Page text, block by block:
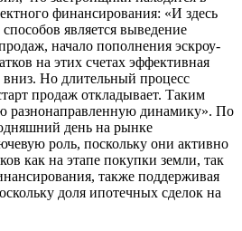
финансирования: «И здесь
является выведение
начало пополнения эскроу-
на этих счетах эффективная
Но длительный процесс
продаж откладывает. Таким
разнонаправленную динамику». По
день на рынке
роль, поскольку они активно
как на этапе покупки земли, так
также поддерживая
доля ипотечных сделок на